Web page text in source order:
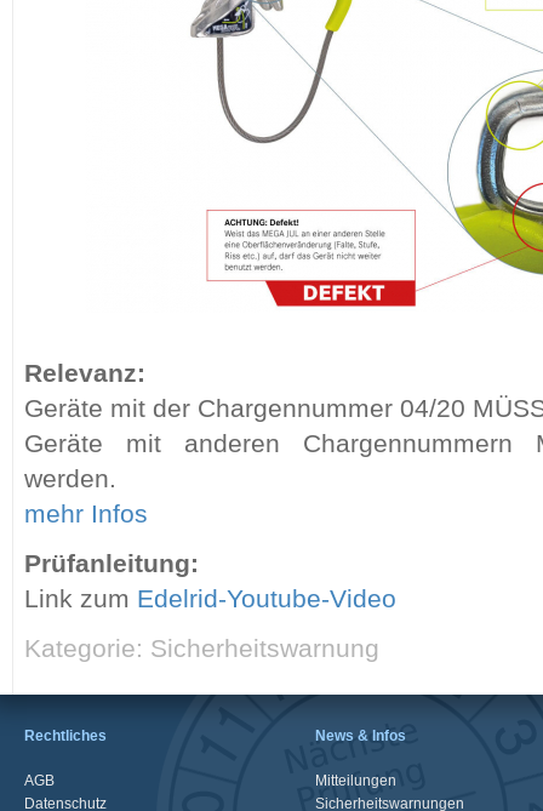
Relevanz:
Geräte mit der Chargennummer 04/20
Geräte mit anderen Chargennummern
werden.
mehr Infos
Prüfanleitung:
Link zum Edelrid-Youtube-Video
Kategorie: Sicherheitswarnung
Rechtliches
AGB
Datenschutz
News & Infos
Mitteilungen
Sicherheitswarnungen